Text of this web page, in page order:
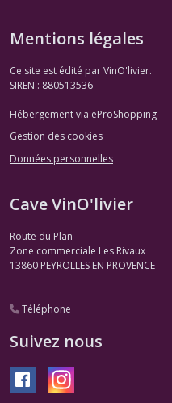
Mentions légales
Ce site est édité par VinO'livier.
SIREN : 880513536
Hébergement via eProShopping
Gestion des cookies
Données personnelles
Cave VinO'livier
Route du Plan
Zone commerciale Les Rivaux
13860 PEYROLLES EN PROVENCE
Téléphone
Suivez nous